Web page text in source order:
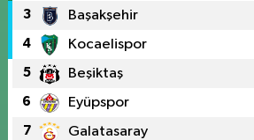
3 Başakşehir
4 Kocaelispor
5 Beşiktaş
6 Eyüpspor
7 Galatasaray